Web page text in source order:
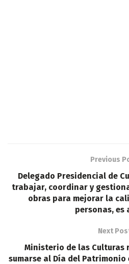
Previous
Delegado Presidencial de
trabajar, coordinar y
obras para mejorar la
personas, es
Next
Ministerio de las Culturas
sumarse al Día del Patrimonio